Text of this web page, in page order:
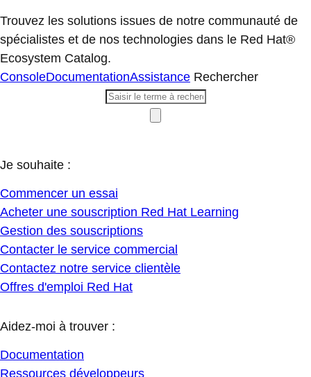
Trouvez les solutions issues de notre communauté de
spécialistes et de nos technologies dans le Red Hat®
Ecosystem Catalog.
ConsoleDocumentationAssistance Rechercher
Je souhaite :
Commencer un essai
Acheter une souscription Red Hat Learning
Gestion des souscriptions
Contacter le service commercial
Contactez notre service clientèle
Offres d'emploi Red Hat
Aidez-moi à trouver :
Documentation
Ressources développeurs